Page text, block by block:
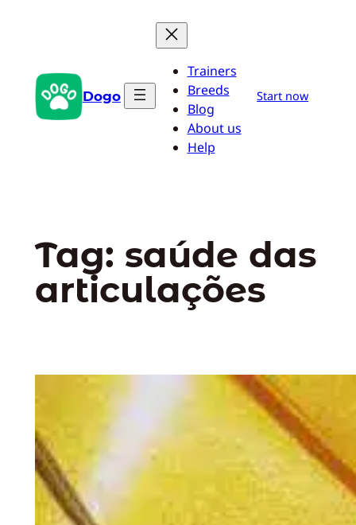
conteúdo Dogo
Trainers
Breeds
Blog
About us
Help
Start now
Tag: saúde das
articulações